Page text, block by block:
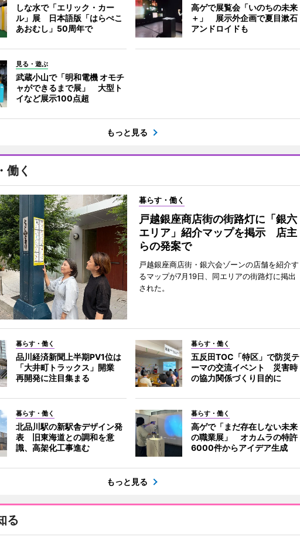
しな水で「エリック・カー
ル」展 日本語版「はらぺこ
あおむし」50周年で
高ゲで展覧会「いのちの未来
＋」 展示外企画で夏目漱石
アンドロイドも
見る・遊ぶ
武蔵小山で「明和電機 オモチ
ャができるまで展」 大型ト
イなど展示100点超
もっと見る
働く
暮らす・働く
戸越銀座商店街の街路灯に「銀六
エリア」紹介マップを掲示 店主
らの発案で
戸越銀座商店街・銀六会ゾーンの店舗を紹介す
るマップが7月19日、同エリアの街路灯に掲出
された。
暮らす・働く
品川経済新聞上半期PV1位は
「大井町トラックス」開業
再開発に注目集まる
暮らす・働く
五反田TOC「特区」で防災テ
ーマの交流イベント 災害時
の協力関係づくり目的に
暮らす・働く
北品川駅の新駅舎デザイン発
表 旧東海道との調和を意
識、高架化工事進む
暮らす・働く
高ゲで「まだ存在しない未来
の職業展」 オカムラの特許
6000件からアイデア生成
もっと見る
る